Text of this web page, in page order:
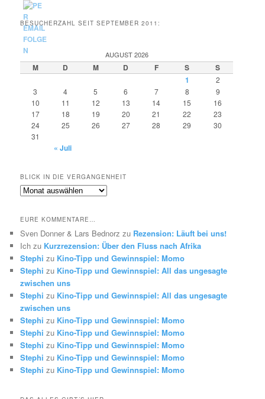
BESUCHERZAHL SEIT SEPTEMBER 2011:
AUGUST 2026
M D M D F S
S
1
2
3
4 5 6 7 8
9
10
11 12 13 14 15
16
17
18 19 20 21 22
23
24
25 26 27 28 29
30
31
« Juli
BLICK IN DIE VERGANGENHEIT
Blick
Vergangenheit
EURE KOMMENTARE…
Sven Donner & Lars Bednorz zu Rezension: Läuft bei uns!
Ich zu Kurzrezension: Über den Fluss nach Afrika
Stephi zu Kino-Tipp und Gewinnspiel: Momo
Stephi zu Kino-Tipp und Gewinnspiel: All das ungesagte
zwischen uns
Stephi zu Kino-Tipp und Gewinnspiel: All das ungesagte
zwischen uns
Stephi zu Kino-Tipp und Gewinnspiel: Momo
Stephi zu Kino-Tipp und Gewinnspiel: Momo
Stephi zu Kino-Tipp und Gewinnspiel: Momo
Stephi zu Kino-Tipp und Gewinnspiel: Momo
Stephi zu Kino-Tipp und Gewinnspiel: Momo